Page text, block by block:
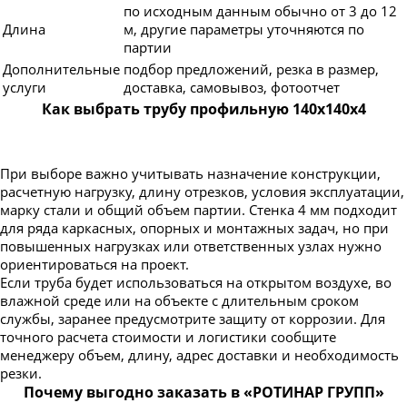
Длина
по исходным данным обычно от 3 до 12
м, другие параметры уточняются по
партии
Дополнительные
услуги
подбор предложений, резка в размер,
доставка, самовывоз, фотоотчет
Как выбрать трубу профильную 140х140х4
При выборе важно учитывать назначение конструкции,
расчетную нагрузку, длину отрезков, условия эксплуатации,
марку стали и общий объем партии. Стенка 4 мм подходит
для ряда каркасных, опорных и монтажных задач, но при
повышенных нагрузках или ответственных узлах нужно
ориентироваться на проект.
Если труба будет использоваться на открытом воздухе, во
влажной среде или на объекте с длительным сроком
службы, заранее предусмотрите защиту от коррозии. Для
точного расчета стоимости и логистики сообщите
менеджеру объем, длину, адрес доставки и необходимость
резки.
Почему выгодно заказать в «РОТИНАР ГРУПП»